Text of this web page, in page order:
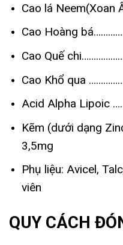
Cao lá
Cao Hoàng
Cao Quế
Cao Khổ qua
Acid Alpha Lipoic
Kẽm (dưới dạng
3,5mg
Phụ liệu: Avicel,
viên
QUY CÁCH